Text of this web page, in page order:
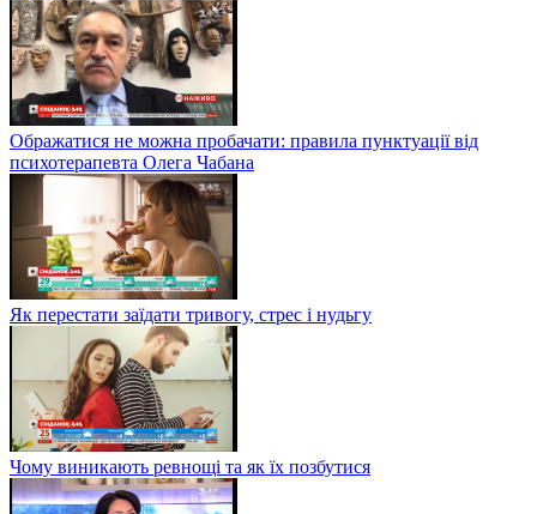
Ображатися не можна пробачати: правила пунктуації від
психотерапевта Олега Чабана
Як перестати заїдати тривогу, стрес і нудьгу
Чому виникають ревнощі та як їх позбутися